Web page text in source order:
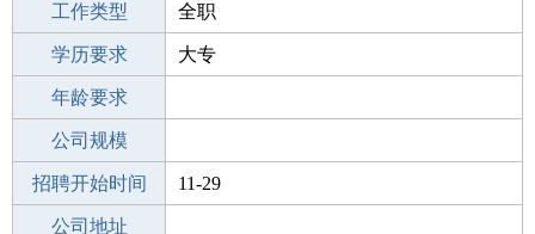
招聘人数 1人
工作类型 全职
性别要求 -
学历要求 大专
工作经验
年龄要求
工作地点
公司规模
公司电话
招聘开始时间 11-29
招聘结束时间
公司地址